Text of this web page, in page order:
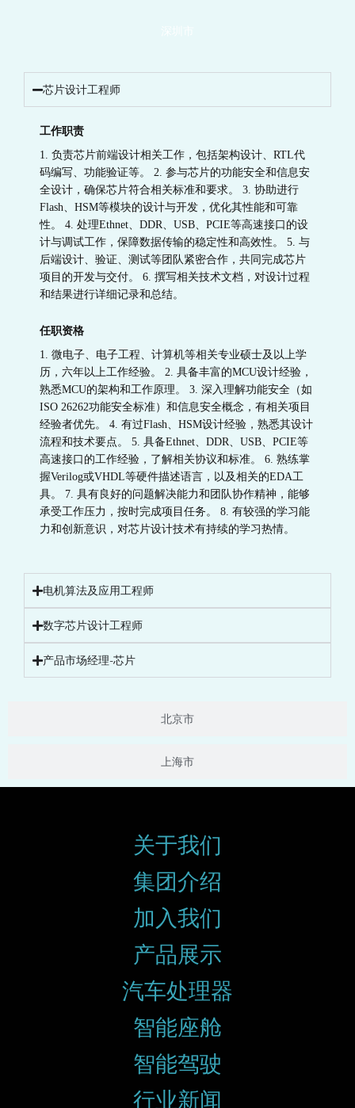
北京市
上海市
芯片设计工程师
工作职责
1. 负责芯片前端设计相关工作，包括架构设计、RTL代
码编写、功能验证等。 2. 参与芯片的功能安全和信息安
全设计，确保芯片符合相关标准和要求。 3. 协助进行
Flash、HSM等模块的设计与开发，优化其性能和可靠
性。 4. 处理Ethnet、DDR、USB、PCIE等高速接口的设
计与调试工作，保障数据传输的稳定性和高效性。 5. 与
后端设计、验证、测试等团队紧密合作，共同完成芯片
项目的开发与交付。 6. 撰写相关技术文档，对设计过程
和结果进行详细记录和总结。
任职资格
1. 微电子、电子工程、计算机等相关专业硕士及以上学
历，六年以上工作经验。 2. 具备丰富的MCU设计经验，
熟悉MCU的架构和工作原理。 3. 深入理解功能安全（如
ISO 26262功能安全标准）和信息安全概念，有相关项目
经验者优先。 4. 有过Flash、HSM设计经验，熟悉其设计
流程和技术要点。 5. 具备Ethnet、DDR、USB、PCIE等
高速接口的工作经验，了解相关协议和标准。 6. 熟练掌
握Verilog或VHDL等硬件描述语言，以及相关的EDA工
具。 7. 具有良好的问题解决能力和团队协作精神，能够
承受工作压力，按时完成项目任务。 8. 有较强的学习能
力和创新意识，对芯片设计技术有持续的学习热情。
电机算法及应用工程师
数字芯片设计工程师
产品市场经理-芯片
关于我们
集团介绍
加入我们
产品展示
汽车处理器
智能座舱
智能驾驶
行业新闻